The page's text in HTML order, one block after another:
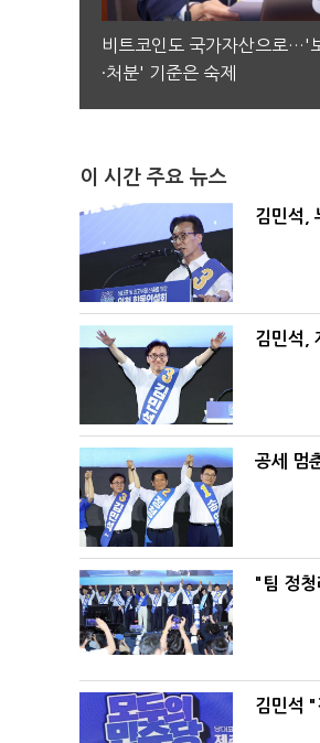
비트코인도 국가자산으로…'
·처분' 기준은 숙제
이 시간 주요 뉴스
김민석,
김민석,
공세 멈
"팀 정
김민석